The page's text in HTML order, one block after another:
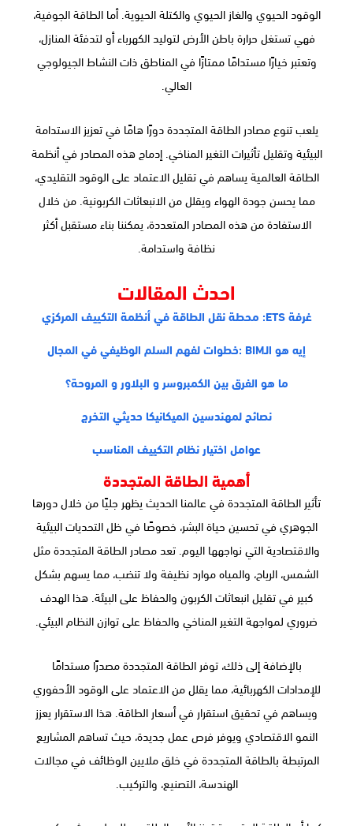
الوقود الحيوي والغاز الحيوي والكتلة الحيوية. أما الطاقة الجوفية،
فهي تستغل حرارة باطن الأرض لتوليد الكهرباء أو لتدفئة المنازل،
وتعتبر خيارًا مستدامًا ممتازًا في المناطق ذات النشاط الجيولوجي
العالي.
يلعب تنوع مصادر الطاقة المتجددة دورًا هامًا في تعزيز الاستدامة
البيئية وتقليل تأثيرات التغير المناخي. إدماج هذه المصادر في أنظمة
الطاقة العالمية يساهم في تقليل الاعتماد على الوقود التقليدي،
مما يحسن جودة الهواء ويقلل من الانبعاثات الكربونية. من خلال
الاستفادة من هذه المصادر المتعددة، يمكننا بناء مستقبل أكثر
نظافة واستدامة.
احدث المقالات
غرفة ETS: محطة نقل الطاقة في أنظمة التكييف المركزي
إيه هو الـBIM :خطوات لفهم السلم الوظيفي في المجال
ما هو الفرق بين الكمبروسر و البلاور و المروحة؟
نصائح لمهندسين الميكانيكا حديثي التخرج
عوامل اختيار نظام التكييف المناسب
أهمية الطاقة المتجددة
تأثير الطاقة المتجددة في عالمنا الحديث يظهر جليًا من خلال دورها
الجوهري في تحسين حياة البشر، خصوصًا في ظل التحديات البيئية
والاقتصادية التي نواجهها اليوم. تعد مصادر الطاقة المتجددة مثل
الشمس، الرياح، والمياه موارد نظيفة ولا تنضب، مما يسهم بشكل
كبير في تقليل انبعاثات الكربون والحفاظ على البيئة. هذا الهدف
ضروري لمواجهة التغير المناخي والحفاظ على توازن النظام البيئي.
بالإضافة إلى ذلك، توفر الطاقة المتجددة مصدرًا مستدامًا
للإمدادات الكهربائية، مما يقلل من الاعتماد على الوقود الأحفوري
ويساهم في تحقيق استقرار في أسعار الطاقة. هذا الاستقرار يعزز
النمو الاقتصادي ويوفر فرص عمل جديدة، حيث تساهم المشاريع
المرتبطة بالطاقة المتجددة في خلق ملايين الوظائف في مجالات
الهندسة، التصنيع، والتركيب.